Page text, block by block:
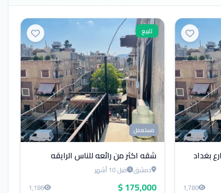
بغداد
1,780
للبيع
مستعمل
شقه اكثر من رائعه للناس الرايقه
دمشق قبل 10 أشهر
175,000 $
1,186